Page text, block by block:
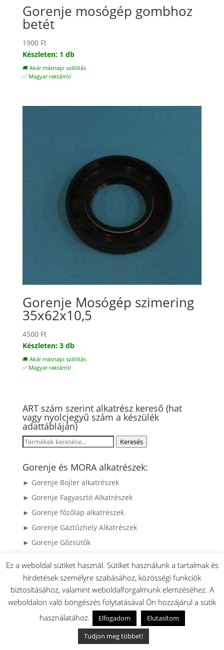
Gorenje mosógép gombhoz
betét
1900 Ft
Készleten: 1 db
🚚 Akár másnapi szállítás
✅ Magyar raktárról
Gorenje Mosógép szimering
35x62x10,5
4500 Ft
Készleten: 3 db
🚚 Akár másnapi szállítás
✅ Magyar raktárról
ART szám szerint alkatrész kereső (hat
vagy nyolcjegyű szám a készülék
adattábláján)
Keresés
következőre:
Keresés
Gorenje és MORA alkatrészek:
► Gorenje Bojler alkatrészek
► Gorenje Fagyasztó Alkatrészek
► Gorenje főzőlap alkatrészek
► Gorenje Gáztűzhely Alkatrészek
► Gorenje Gőzsütők
► Gorenje Kenyérsütő alkatrészek
► Gorenje Kerámia Főzőlap Alkatrészek
► Gorenje Kisgép alkatrészek
► Gorenje mikró alkatrészek
► Gorenje Mosogatógép alkatrészek
Ez a weboldal sütiket használ. Sütiket használunk a tartalmak és
hirdetések személyre szabásához, közösségi funkciók
biztosításához, valamint weboldalforgalmunk elemzéséhez. A
weboldalon való böngészés folytatásával Ön hozzájárul a sütik
használatához.
Elfogadom
Elutasítom
Tudjon meg többet!